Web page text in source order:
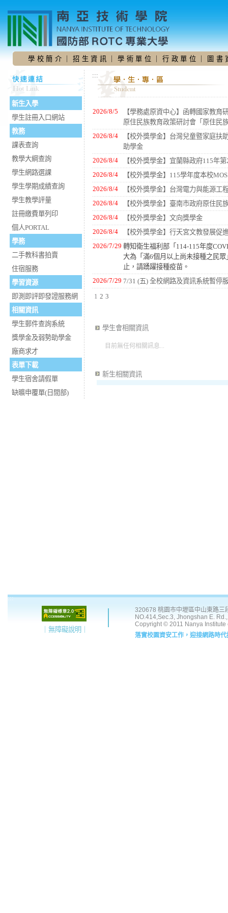
要
內
學 校 簡 介 招 生 資 訊 學 術 單 位 ｜行 政 單 位 圖 書
:::
新生入學
學生註冊入口網站
教務
課表查詢
教學大綱查詢
學生網路選課
學生學期成績查詢
學生教學評量
註冊繳費單列印
個人PORTAL
學務
二手教科書拍賣
住宿服務
學習資源
即測即評即發證服務網
相關資訊
學生郵件查詢系統
獎學金及弱勢助學金
廠商求才
表單下載
學生宿舍請假單
缺曠申覆單(日間部)
:::
2026/8/5
【學務處原資中心】函轉國家教育
原住民族教育政策研討會「原住民
2026/8/4
【校外獎學金】台灣兒童暨家庭扶
助學金
2026/8/4
【校外獎學金】宜蘭縣政府115年
2026/8/4
【校外獎學金】115學年度本校
2026/8/4
【校外獎學金】台灣電力與能源工
2026/8/4
【校外獎學金】臺南市政府原住民
2026/8/4
【校外獎學金】文向獎學金
2026/8/4
【校外獎學金】行天宮文教發展促
2026/7/29 轉知衛生福利部「114-115年度
大為「滿6個月以上尚未接種之民
止，請踴躍接種疫苗。
2026/7/29 7/31 (五) 全校網路及資訊系統暫停
1 2 3
學生會相關資訊
目前無任何相關訊息...
新生相關資訊
:::
｜無障礙說明｜
320678 桃園市中壢區中山東路
NO.414,Sec.3, Jhongshan E.
Copyright © 2011 Nanya Institute
落實校園資安工作，迎接網路